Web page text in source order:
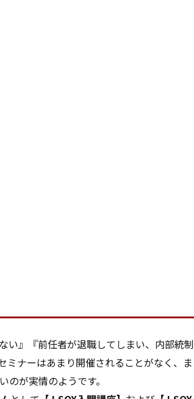
い』『前任者が退職してしまい、内部統制
ミナーはあまり開催されることがなく、ま
が実情のようです。